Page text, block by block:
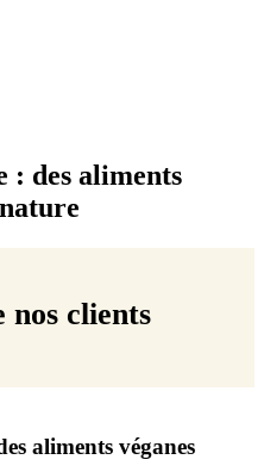
: des aliments
nos clients
aliments véganes